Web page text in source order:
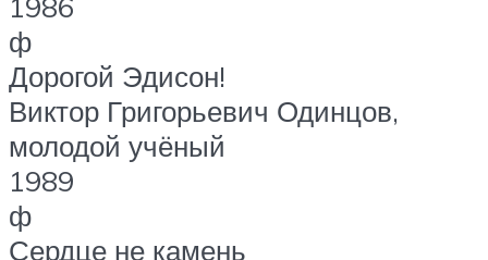
1986
ф
Дорогой Эдисон!
Виктор Григорьевич Одинцов,
молодой учёный
1989
ф
Сердце не камень